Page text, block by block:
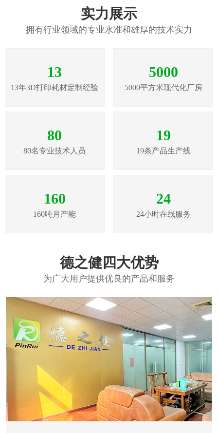
实力展示
拥有行业领域的专业水准和雄厚的技术实力
13
13年3D打印耗材定制经验
5000
5000平方米现代化厂房
80
80名专业技术人员
19
19条产品生产线
160
160吨月产能
24
24小时在线服务
德之健四大优势
为广大用户提供优良的产品和服务